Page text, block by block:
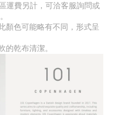
運費另計，可洽客服詢問或
顏色可能略有不同，形式呈
的乾布清潔。